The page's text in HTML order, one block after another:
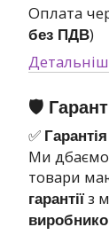
Оплата
без ПДВ)
🛡
✅ Гарантія
Ми дбаємо
товари
гарантії з